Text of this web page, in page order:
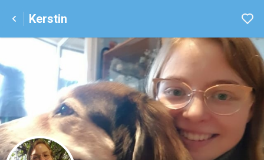
Kerstin